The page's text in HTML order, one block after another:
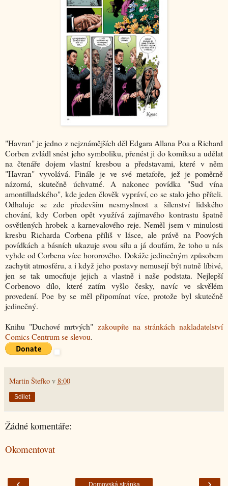
"Havran" je jedno z nejznámějších děl Edgara Allana Poa a Richard
Corben zvládl snést jeho symboliku, přenést ji do komiksu a udělat
na čtenáře dojem vlastní kresbou a představami, které v něm
"Havran" vyvolává. Finále je ve své metafoře, jež je poměrně
názorná, skutečně úchvatné. A nakonec povídka "Sud vína
amontilladského", kde jeden člověk vypráví, co se stalo jeho příteli.
Odhaluje se zde především nesmyslnost a šílenství lidského
chování, kdy Corben opět využívá zajímavého kontrastu špatně
osvětlených hrobek a karnevalového reje. Neměl jsem v minulosti
kresbu Richarda Corbena příliš v lásce, ale právě na Poových
povídkách a básních ukazuje svou sílu a já doufám, že toho u nás
vyhde od Corbena více hororového. Dokáže jedinečným způsobem
zachytit atmosféru, a i když jeho postavy nemusejí být nutně líbivé,
jen se tak umocňuje jejich a vlastně i naše podstata. Nejlepší
Corbenovo dílo, které zatím vyšlo česky, navíc ve skvělém
provedení. Poe by se měl připomínat více, protože byl skutečně
jedinečný.
Knihu "Duchové mrtvých" zakoupíte na stránkách nakladatelství
Comics Centrum se slevou.
Martin Štefko v 8:00
Sdílet
Žádné komentáře:
Okomentovat